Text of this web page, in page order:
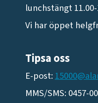
lunchstängt
Vi har öppet
Tipsa oss
E-post:
MMS/SMS: 0457-